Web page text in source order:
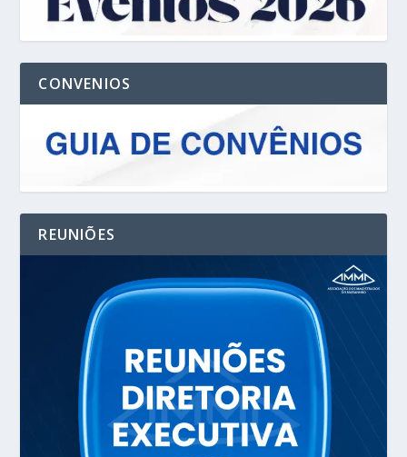
CONVENIOS
REUNIÕES